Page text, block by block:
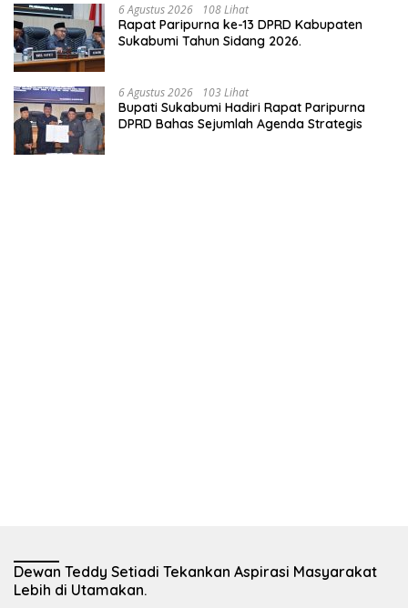
6 Agustus 2026 108 Lihat
Rapat Paripurna ke-13 DPRD Kabupaten
Sukabumi Tahun Sidang 2026.
6 Agustus 2026 103 Lihat
Bupati Sukabumi Hadiri Rapat Paripurna
DPRD Bahas Sejumlah Agenda Strategis
Dewan Teddy Setiadi Tekankan Aspirasi Masyarakat
Lebih di Utamakan.